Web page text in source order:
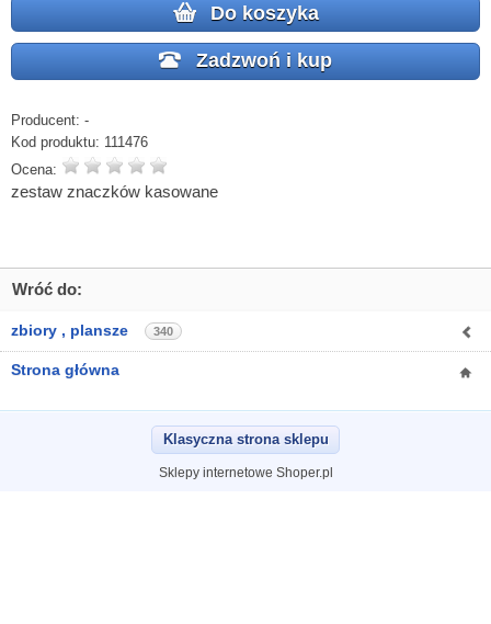
Do koszyka
Zadzwoń i kup
Producent: -
Kod produktu: 111476
Ocena:
zestaw znaczków kasowane
Wróć do:
zbiory , plansze 340
Strona główna
Klasyczna strona sklepu
Sklepy internetowe Shoper.pl